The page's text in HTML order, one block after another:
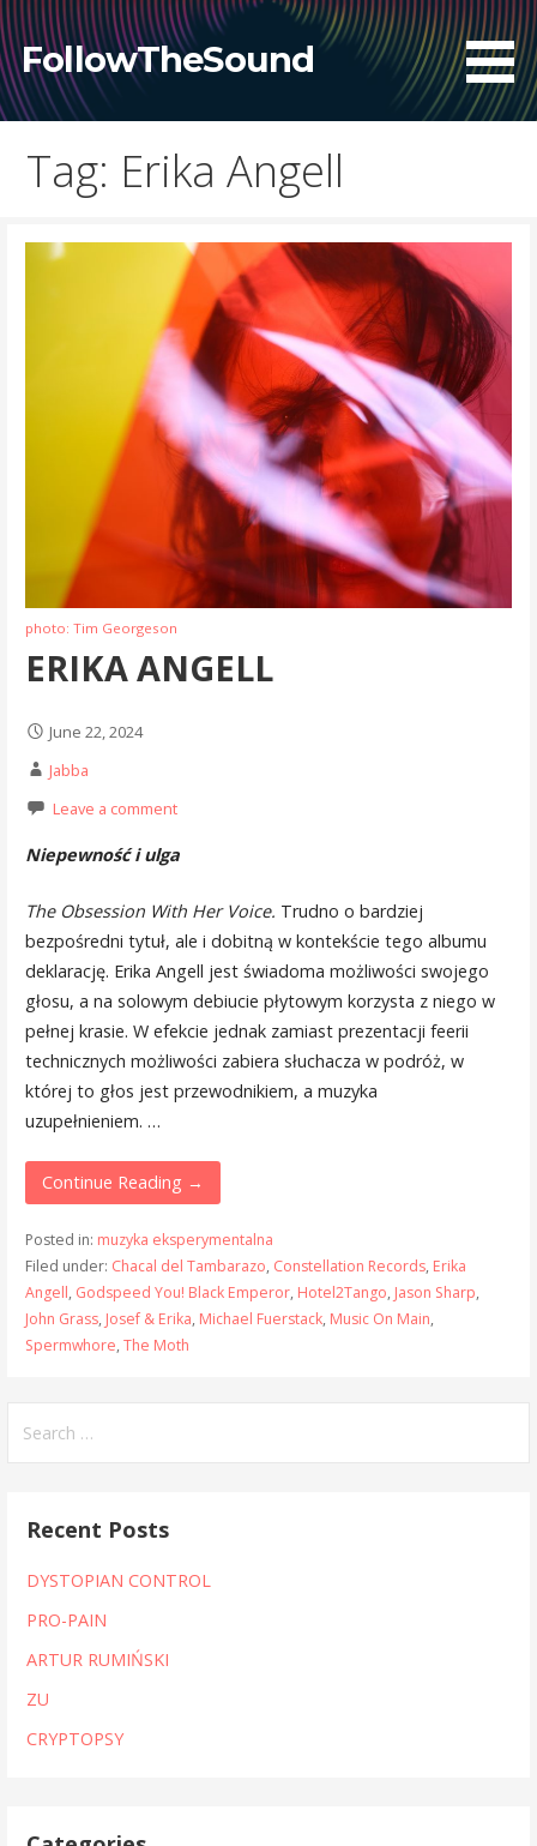
Skip
to
content
FollowTheSound
Tag: Erika Angell
photo: Tim Georgeson
ERIKA ANGELL
June 22, 2024
Jabba
Leave a comment
Niepewność i ulga
The Obsession With Her Voice. Trudno o bardziej
bezpośredni tytuł, ale i dobitną w kontekście tego albumu
deklarację. Erika Angell jest świadoma możliwości swojego
głosu, a na solowym debiucie płytowym korzysta z niego w
pełnej krasie. W efekcie jednak zamiast prezentacji feerii
technicznych możliwości zabiera słuchacza w podróż, w
której to głos jest przewodnikiem, a muzyka
uzupełnieniem. …
Continue Reading →
Posted in: muzyka eksperymentalna
Filed under: Chacal del Tambarazo, Constellation Records, Erika
Angell, Godspeed You! Black Emperor, Hotel2Tango, Jason Sharp,
John Grass, Josef & Erika, Michael Fuerstack, Music On Main,
Spermwhore, The Moth
for:
Recent Posts
DYSTOPIAN CONTROL
PRO-PAIN
ARTUR RUMIŃSKI
ZU
CRYPTOPSY